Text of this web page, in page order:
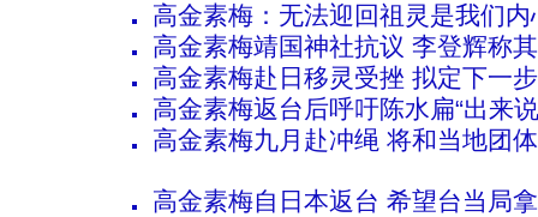
高金素梅：无法迎回祖灵是我们
高金素梅靖国神社抗议 李登辉称
高金素梅赴日移灵受挫 拟定下一
高金素梅返台后呼吁陈水扁“出来
高金素梅九月赴冲绳 将和当地团
高金素梅自日本返台 希望台当局